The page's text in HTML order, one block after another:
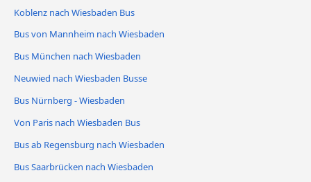
Koblenz nach Wiesbaden Bus
Bus von Mannheim nach Wiesbaden
Bus München nach Wiesbaden
Neuwied nach Wiesbaden Busse
Bus Nürnberg - Wiesbaden
Von Paris nach Wiesbaden Bus
Bus ab Regensburg nach Wiesbaden
Bus Saarbrücken nach Wiesbaden